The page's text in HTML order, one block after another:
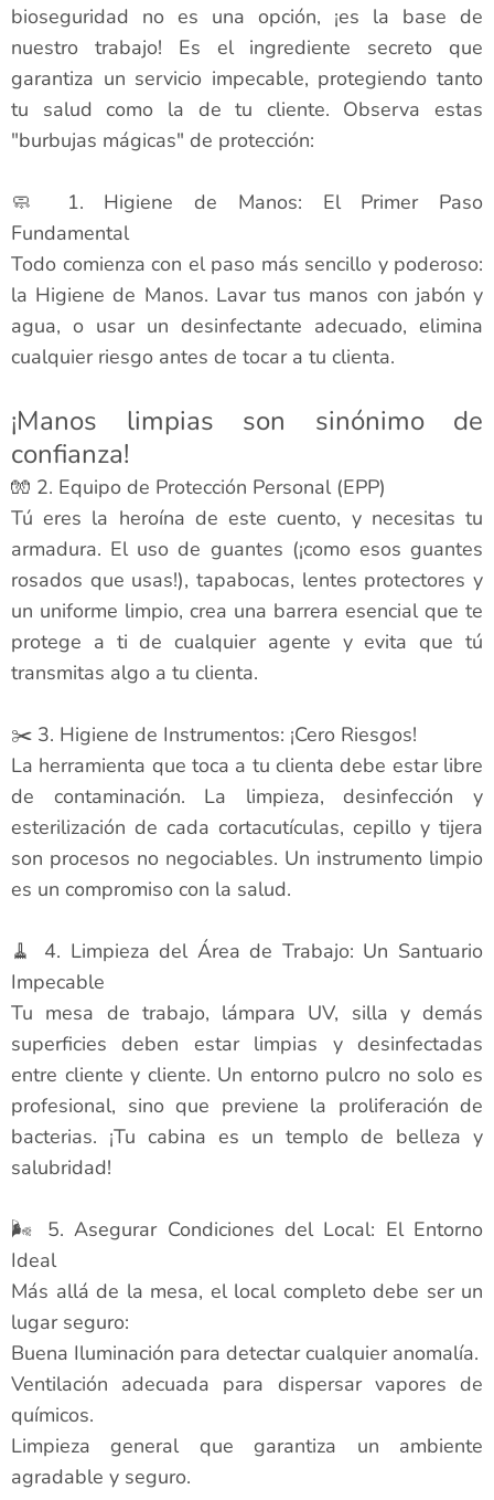
bioseguridad no es una opción, ¡es la base de
nuestro trabajo! Es el ingrediente secreto que
garantiza un servicio impecable, protegiendo tanto
tu salud como la de tu cliente. Observa estas
"burbujas mágicas" de protección:
🧼 1. Higiene de Manos: El Primer Paso
Fundamental
Todo comienza con el paso más sencillo y poderoso:
la Higiene de Manos. Lavar tus manos con jabón y
agua, o usar un desinfectante adecuado, elimina
cualquier riesgo antes de tocar a tu clienta.
¡Manos limpias son sinónimo de
confianza!
🧤 2. Equipo de Protección Personal (EPP)
Tú eres la heroína de este cuento, y necesitas tu
armadura. El uso de guantes (¡como esos guantes
rosados que usas!), tapabocas, lentes protectores y
un uniforme limpio, crea una barrera esencial que te
protege a ti de cualquier agente y evita que tú
transmitas algo a tu clienta.
✂️ 3. Higiene de Instrumentos: ¡Cero Riesgos!
La herramienta que toca a tu clienta debe estar libre
de contaminación. La limpieza, desinfección y
esterilización de cada cortacutículas, cepillo y tijera
son procesos no negociables. Un instrumento limpio
es un compromiso con la salud.
🧹 4. Limpieza del Área de Trabajo: Un Santuario
Impecable
Tu mesa de trabajo, lámpara UV, silla y demás
superficies deben estar limpias y desinfectadas
entre cliente y cliente. Un entorno pulcro no solo es
profesional, sino que previene la proliferación de
bacterias. ¡Tu cabina es un templo de belleza y
salubridad!
🌬️ 5. Asegurar Condiciones del Local: El Entorno
Ideal
Más allá de la mesa, el local completo debe ser un
lugar seguro:
Buena Iluminación para detectar cualquier anomalía.
Ventilación adecuada para dispersar vapores de
químicos.
Limpieza general que garantiza un ambiente
agradable y seguro.